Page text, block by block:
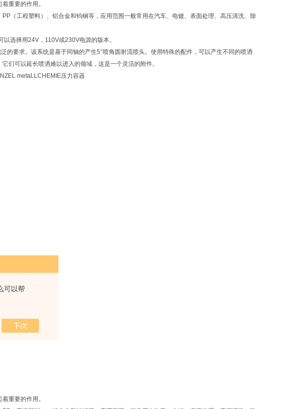
可以帮
重要的作用。
（工程塑料）、铝合金和钨钢等，应用范围一般常用在汽车、电镀、表面处理、高压清洗、除
选择用24V，110V或230V电源的版本。
要求。该系统是基于同轴的产生5°喷角圆射流喷头。使用特殊的配件，可以产生不同的喷洒
们可以延长喷洒难以进入的领域，这是一个灵活的附件。
metaLLCHEMIE压力容器
重要的作用。